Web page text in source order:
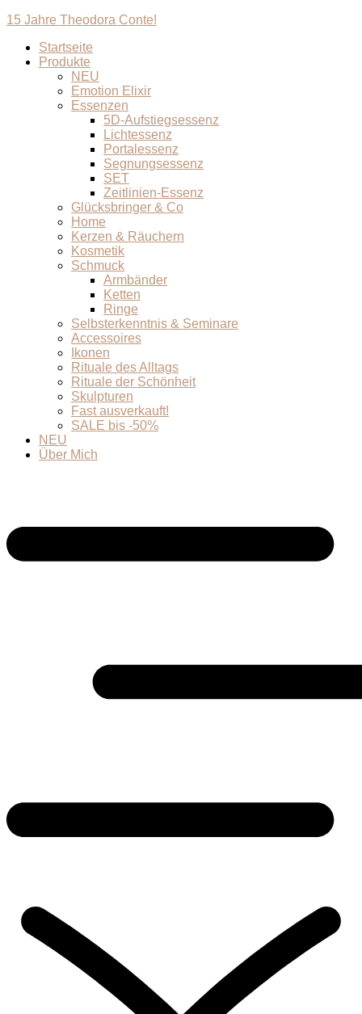
15 Jahre Theodora Conte!
Startseite
Produkte
NEU
Emotion Elixir
Essenzen
5D-Aufstiegsessenz
Lichtessenz
Portalessenz
Segnungsessenz
SET
Zeitlinien-Essenz
Glücksbringer & Co
Home
Kerzen & Räuchern
Kosmetik
Schmuck
Armbänder
Ketten
Ringe
Selbsterkenntnis & Seminare
Accessoires
Ikonen
Rituale des Alltags
Rituale der Schönheit
Skulpturen
Fast ausverkauft!
SALE bis -50%
NEU
Über Mich